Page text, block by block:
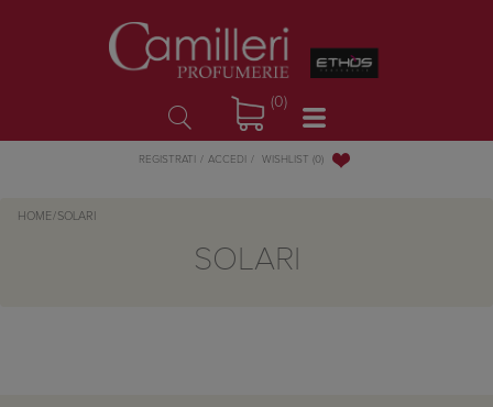
(0)
REGISTRATI ACCEDI WISHLIST (0)
HOME/ SOLARI
SOLARI